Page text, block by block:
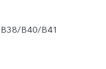
B38/B40/B41